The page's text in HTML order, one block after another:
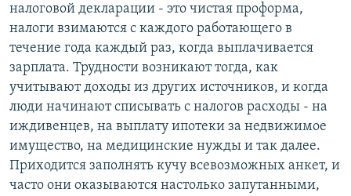
налоговой декларации - это чистая проформа,
налоги взимаются с каждого работающего в
течение года каждый раз, когда выплачивается
зарплата. Трудности возникают тогда, как
учитывают доходы из других источников, и когда
люди начинают списывать с налогов расходы - на
иждивенцев, на выплату ипотеки за недвижимое
имущество, на медицинские нужды и так далее.
Приходится заполнять кучу всевозможных анкет, и
часто они оказываются настолько запутанными,